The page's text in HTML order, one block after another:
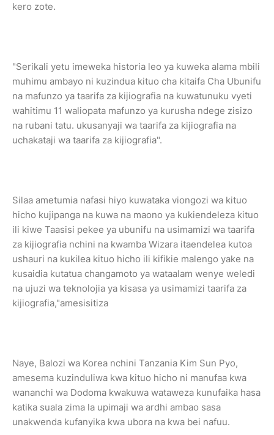
kero zote.
"Serikali yetu imeweka historia leo ya kuweka alama mbili
muhimu ambayo ni kuzindua kituo cha kitaifa Cha Ubunifu
na mafunzo ya taarifa za kijiografia na kuwatunuku vyeti
wahitimu 11 waliopata mafunzo ya kurusha ndege zisizo
na rubani tatu. ukusanyaji wa taarifa za kijiografia na
uchakataji wa taarifa za kijiografia".
Silaa ametumia nafasi hiyo kuwataka viongozi wa kituo
hicho kujipanga na kuwa na maono ya kukiendeleza kituo
ili kiwe Taasisi pekee ya ubunifu na usimamizi wa taarifa
za kijiografia nchini na kwamba Wizara itaendelea kutoa
ushauri na kukilea kituo hicho ili kifikie malengo yake na
kusaidia kutatua changamoto ya wataalam wenye weledi
na ujuzi wa teknolojia ya kisasa ya usimamizi taarifa za
kijiografia,"amesisitiza
Naye, Balozi wa Korea nchini Tanzania Kim Sun Pyo,
amesema kuzinduliwa kwa kituo hicho ni manufaa kwa
wananchi wa Dodoma kwakuwa wataweza kunufaika hasa
katika suala zima la upimaji wa ardhi ambao sasa
unakwenda kufanyika kwa ubora na kwa bei nafuu.